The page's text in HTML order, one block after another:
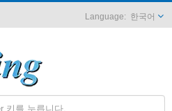
한국어